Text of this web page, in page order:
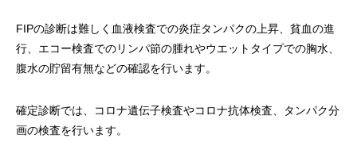
FIPの診断は難しく血液検査での炎症タンパクの上昇、貧血の進
行、エコー検査でのリンパ節の腫れやウエットタイプでの胸水、
腹水の貯留有無などの確認を行います。
確定診断では、コロナ遺伝子検査やコロナ抗体検査、タンパク分
画の検査を行います。